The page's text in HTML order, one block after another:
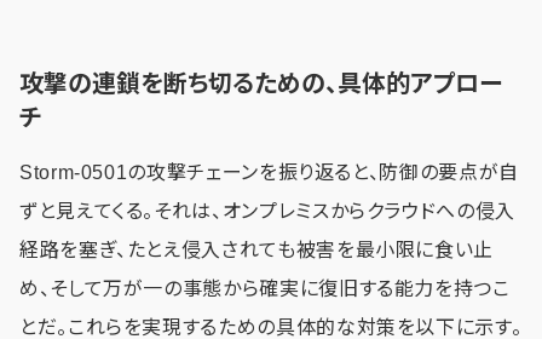
攻撃の連鎖を断ち切るための、具体的アプロー
チ
Storm-0501の攻撃チェーンを振り返ると、防御の要点が自
ずと見えてくる。それは、オンプレミスからクラウドへの侵入
経路を塞ぎ、たとえ侵入されても被害を最小限に食い止
め、そして万が一の事態から確実に復旧する能力を持つこ
とだ。これらを実現するための具体的な対策を以下に示す。